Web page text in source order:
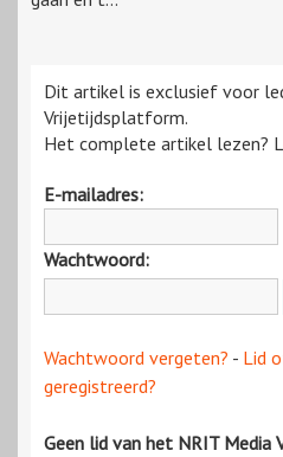
Dit artikel is exclusief voor
Vrijetijdsplatform.
Het complete artikel lezen?
E-mailadres:
Wachtwoord:
Wachtwoord vergeten? - Lid
geregistreerd?
Geen lid van het NRIT